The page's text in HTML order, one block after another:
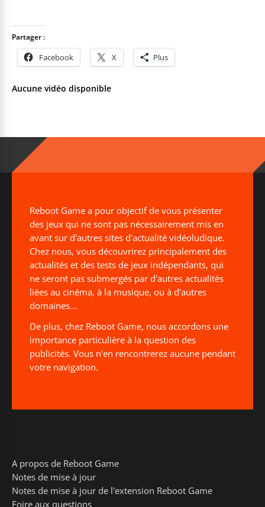
Partager :
Facebook X Plus
Aucune vidéo disponible
Reboot Game a pour objectif de vous présenter
des jeux qui ne sont pas nécessairement mis en
avant sur d'autres sites d'actualité vidéoludique.
Chez nous, vous découvrirez principalement des
actualités et des tests de jeux indépendants, qui
ne seront pas submergés par d'autres actualités
liées au cinéma, à la musique, ou à d'autres
domaines...
De plus, chez Reboot Game, nous accordons une
importance particulière à la question des
publicités. Vous n'en rencontrerez aucune pendant
votre navigation.
A propos de Reboot Game
Notes de mise à jour
Notes de mise à jour de l'extension Reboot Game
Foire aux questions